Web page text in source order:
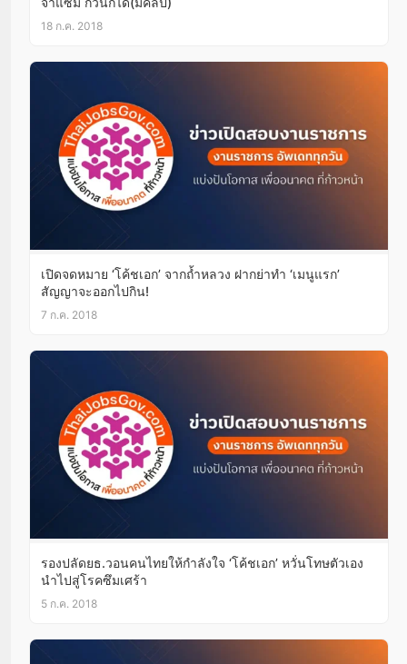
18 ก.ค. 2018
เปิดจดหมาย ‘โค้ชเอก’ จากถ้ำหลวง ฝากย่าทำ ‘เมนูแรก’
สัญญาจะออกไปกิน!
7 ก.ค. 2018
รองปลัดยธ.วอนคนไทยให้กำลังใจ ‘โค้ชเอก’ หวั่นโทษตัวเอง
นำไปสู่โรคซึมเศร้า
5 ก.ค. 2018